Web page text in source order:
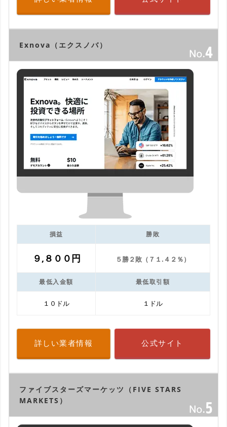
Exnova（エクスノバ）
損益 勝敗
９,８００円 ５勝２敗（７１.４２％）
最低入金額 最低取引額
１０ドル １ドル
詳しい業者情報 公式サイト
ファイブスターズマーケッツ（FIVE STARS
MARKETS）